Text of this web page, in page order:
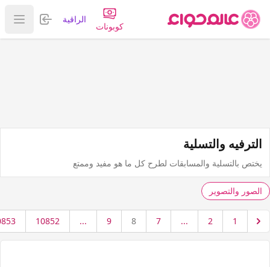
كوبونات
الراقية تسجيل
عرض
الترفيه والتسلية
يختص بالتسلية والمسابقات لطرح كل ما هو مفيد وممتع
الصور والتصوير
1
2
...
7
8
9
...
10852